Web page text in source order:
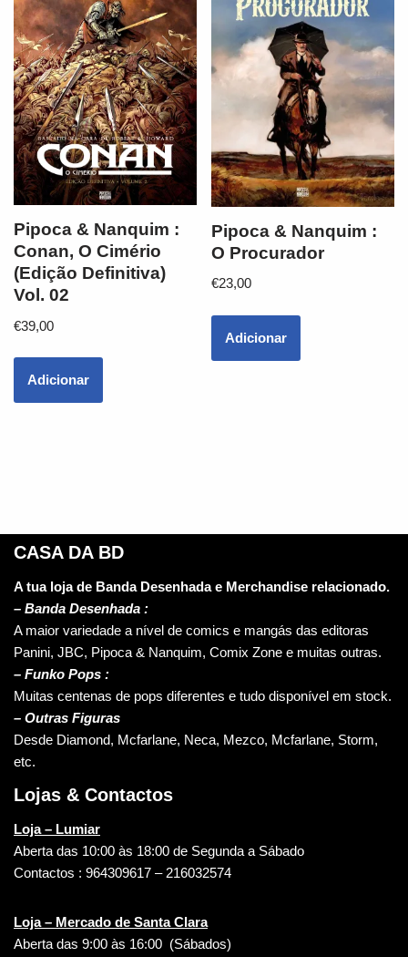
Pipoca & Nanquim :
Conan, O Cimério
(Edição Definitiva)
Vol. 02
€39,00
Adicionar
Pipoca & Nanquim :
O Procurador
€23,00
Adicionar
CASA DA BD
A tua loja de Banda Desenhada e Merchandise relacionado.
– Banda Desenhada :
A maior variedade a nível de comics e mangás das editoras
Panini, JBC, Pipoca & Nanquim, Comix Zone e muitas outras.
– Funko Pops :
Muitas centenas de pops diferentes e tudo disponível em stock.
– Outras Figuras
Desde Diamond, Mcfarlane, Neca, Mezco, Mcfarlane, Storm,
etc.
Lojas & Contactos
Loja – Lumiar
Aberta das 10:00 às 18:00 de Segunda a Sábado
Contactos : 964309617 – 216032574
Loja – Mercado de Santa Clara
Aberta das 9:00 às 16:00 (Sábados)